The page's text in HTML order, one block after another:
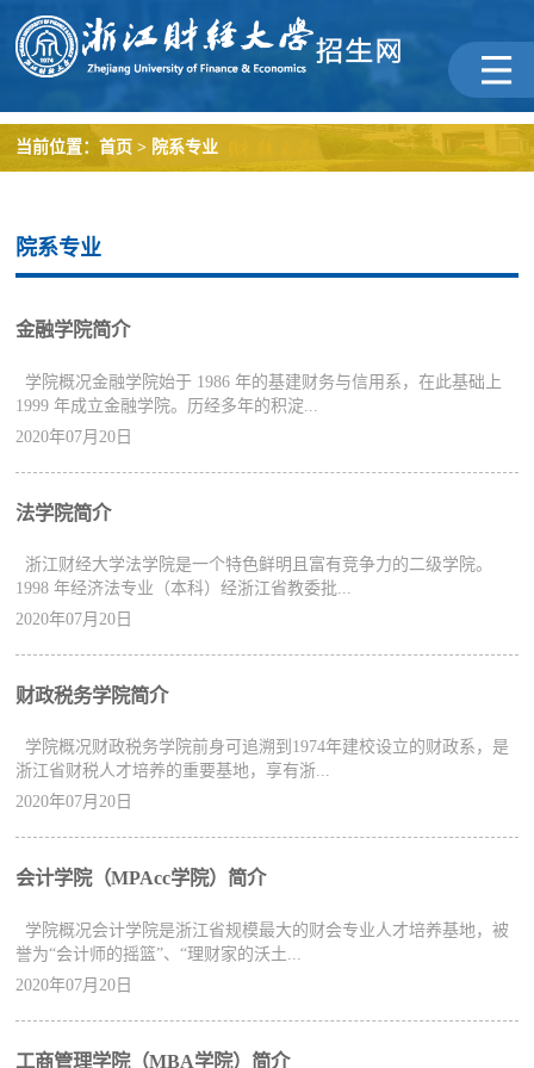
当前位置：首页 > 院系专业
院系专业
金融学院简介
学院概况金融学院始于 1986 年的基建财务与信用系，在此基础上
1999 年成立金融学院。历经多年的积淀...
2020年07月20日
法学院简介
浙江财经大学法学院是一个特色鲜明且富有竞争力的二级学院。
1998 年经济法专业（本科）经浙江省教委批...
2020年07月20日
财政税务学院简介
学院概况财政税务学院前身可追溯到1974年建校设立的财政系，是
浙江省财税人才培养的重要基地，享有浙...
2020年07月20日
会计学院（MPAcc学院）简介
学院概况会计学院是浙江省规模最大的财会专业人才培养基地，被
誉为“会计师的摇篮”、“理财家的沃土...
2020年07月20日
工商管理学院（MBA学院）简介